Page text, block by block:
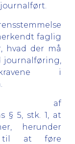
faglig
hvad der må
i
af
§ 5, stk. 1, at
herunder
til at føre